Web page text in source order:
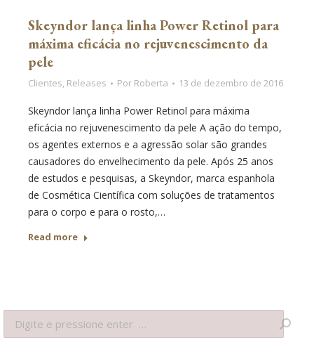
Skeyndor lança linha Power Retinol para
máxima eficácia no rejuvenescimento da
pele
Clientes, Releases Por Roberta 13 de dezembro de 2016
Skeyndor lança linha Power Retinol para máxima
eficácia no rejuvenescimento da pele A ação do tempo,
os agentes externos e a agressão solar são grandes
causadores do envelhecimento da pele. Após 25 anos
de estudos e pesquisas, a Skeyndor, marca espanhola
de Cosmética Científica com soluções de tratamentos
para o corpo e para o rosto,…
Read more
Search: